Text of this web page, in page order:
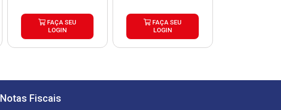
FAÇA SEU
LOGIN
FAÇA SEU
LOGIN
Notas Fiscais